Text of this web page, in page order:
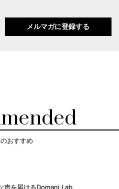
メルマガに登録する
おすすめ
声を届けるDomani Lab